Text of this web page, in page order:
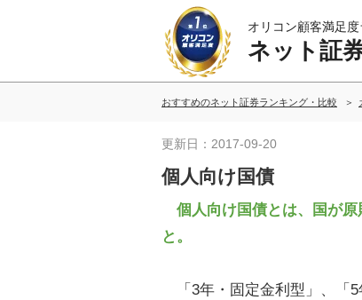
オリコン顧客満足
ネット証
おすすめのネット証券ランキング・比較
更新日：2017-09-20
個人向け国債
個人向け国債とは、国が原
と。
「3年・固定金利型」、「5